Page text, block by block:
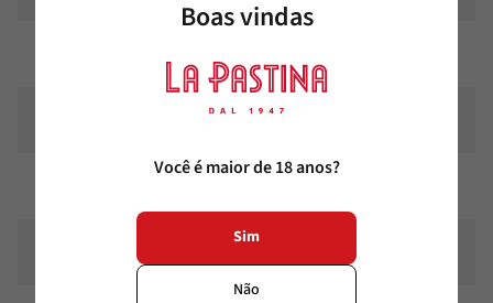
**
Fibra alimentar %
Boas vindas
Você é maior de 18 anos?
Sim
Não